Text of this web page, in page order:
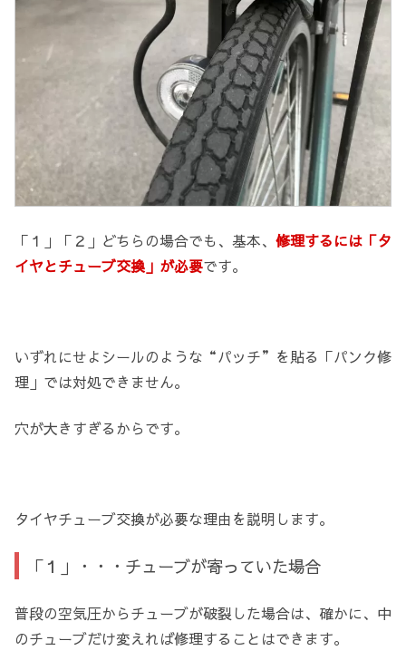
「１」「２」どちらの場合でも、基本、 修理するには「タ
イヤとチューブ交換」が必要です。
いずれにせよシールのような“パッチ”を貼る「パンク修
理」では対処できません。
穴が大きすぎるからです。
タイヤチューブ交換が必要な理由を説明します。
「１」・・・チューブが寄っていた場合
普段の空気圧からチューブが破裂した場合は、確かに、中
のチューブだけ変えれば修理することはできます。